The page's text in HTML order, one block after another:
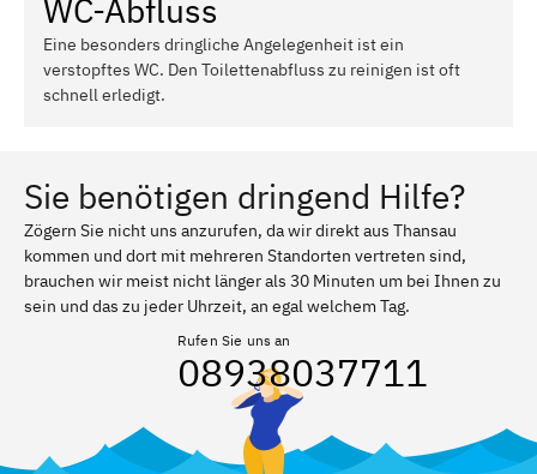
WC-Abfluss
Eine besonders dringliche Angelegenheit ist ein
verstopftes WC. Den Toilettenabfluss zu reinigen ist oft
schnell erledigt.
Sie benötigen dringend Hilfe?
Zögern Sie nicht uns anzurufen, da wir direkt aus Thansau
kommen und dort mit mehreren Standorten vertreten sind,
brauchen wir meist nicht länger als 30 Minuten um bei Ihnen zu
sein und das zu jeder Uhrzeit, an egal welchem Tag.
Rufen Sie uns an
08938037711